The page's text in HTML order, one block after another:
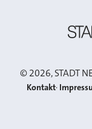
©2026, STADT
Kontakt